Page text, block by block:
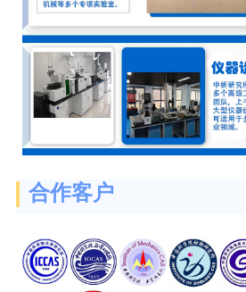
合作客户